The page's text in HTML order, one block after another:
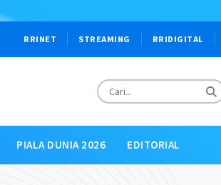
RRINET STREAMING RRIDIGITAL
PIALA DUNIA 2026 EDITORIAL